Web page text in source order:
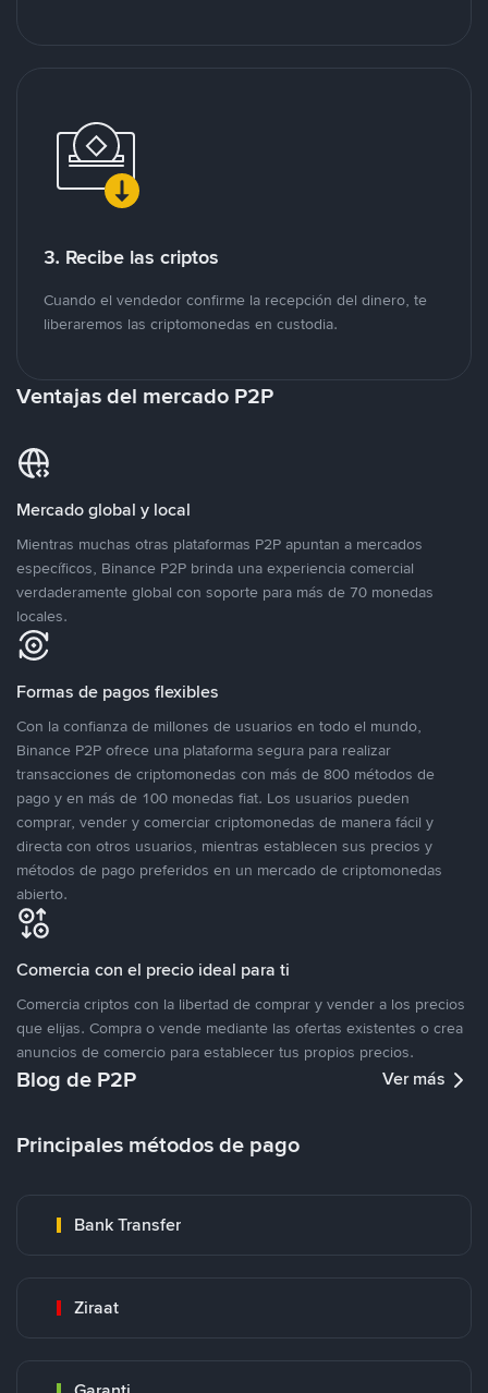
3. Recibe las criptos
Cuando el vendedor confirme la recepción del dinero, te
liberaremos las criptomonedas en custodia.
Ventajas del mercado P2P
Mercado global y local
Mientras muchas otras plataformas P2P apuntan a mercados
específicos, Binance P2P brinda una experiencia comercial
verdaderamente global con soporte para más de 70 monedas
locales.
Formas de pagos flexibles
Con la confianza de millones de usuarios en todo el mundo,
Binance P2P ofrece una plataforma segura para realizar
transacciones de criptomonedas con más de 800 métodos de
pago y en más de 100 monedas fiat. Los usuarios pueden
comprar, vender y comerciar criptomonedas de manera fácil y
directa con otros usuarios, mientras establecen sus precios y
métodos de pago preferidos en un mercado de criptomonedas
abierto.
Comercia con el precio ideal para ti
Comercia criptos con la libertad de comprar y vender a los precios
que elijas. Compra o vende mediante las ofertas existentes o crea
anuncios de comercio para establecer tus propios precios.
Blog de P2P Ver más
Principales métodos de pago
Bank Transfer
Ziraat